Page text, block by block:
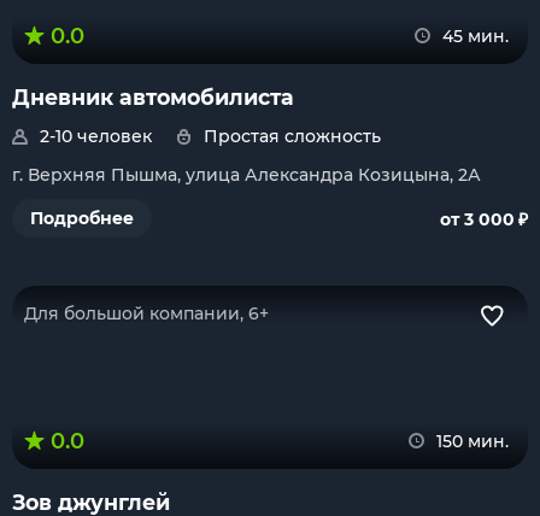
0.0 45 мин.
Дневник автомобилиста
2-10 человек
Простая сложность
г. Верхняя Пышма, улица Александра Козицына, 2А
Подробнее
от 3 000 ₽
Для большой компании, 6+
0.0 150 мин.
Зов джунглей